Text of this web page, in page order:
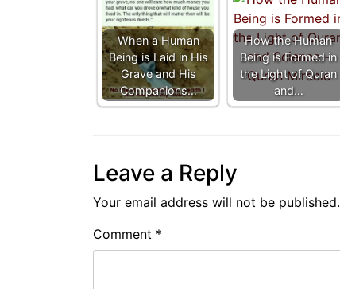
When a Human
Being is Laid in His
Grave and His
Companions…
How the Human
Being is Formed in
the Light of Quran
and…
Leave a Reply
Your email address will not be published.
Comment *